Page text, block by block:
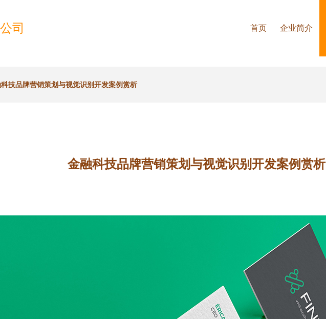
司 首页 企业简介
技品牌营销策划与视觉识别开发案例赏析
金融科技品牌营销策划与视觉识别开发案例赏析